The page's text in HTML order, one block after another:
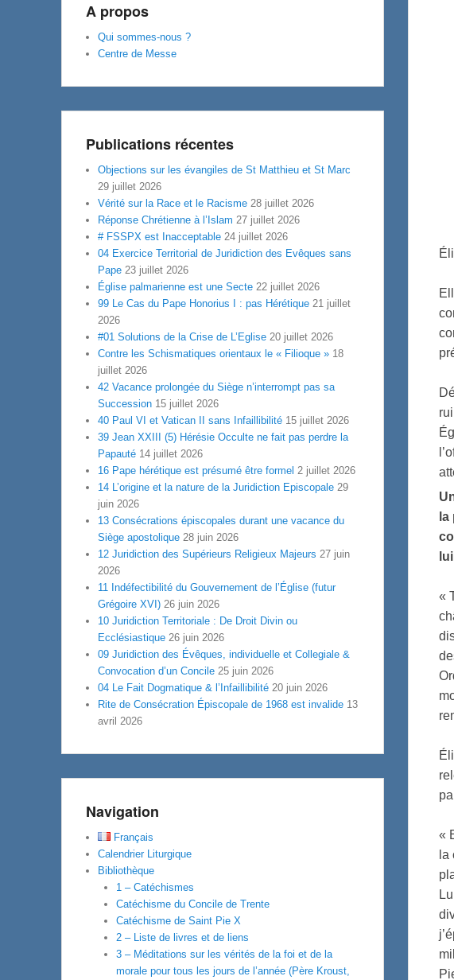
«
«
la
A propos
Qui sommes-nous ?
Centre de Messe
Publications récentes
Objections sur les évangiles de St Matthieu et St Marc
29 juillet 2026
Vérité sur la Race et le Racisme 28 juillet 2026
Réponse Chrétienne à l’Islam 27 juillet 2026
# FSSPX est Inacceptable 24 juillet 2026
04 Exercice Territorial de Juridiction des Evêques sans
Pape 23 juillet 2026
Église palmarienne est une Secte 22 juillet 2026
99 Le Cas du Pape Honorius I : pas Hérétique 21 juillet
2026
#01 Solutions de la Crise de L’Eglise 20 juillet 2026
Contre les Schismatiques orientaux le « Filioque » 18
juillet 2026
42 Vacance prolongée du Siège n’interrompt pas sa
Succession 15 juillet 2026
40 Paul VI et Vatican II sans Infaillibilité 15 juillet 2026
39 Jean XXIII (5) Hérésie Occulte ne fait pas perdre la
Papauté 14 juillet 2026
16 Pape hérétique est présumé être formel 2 juillet 2026
14 L’origine et la nature de la Juridiction Episcopale 29
juin 2026
13 Consécrations épiscopales durant une vacance du
Siège apostolique 28 juin 2026
12 Juridiction des Supérieurs Religieux Majeurs 27 juin
2026
11 Indéfectibilité du Gouvernement de l’Église (futur
Grégoire XVI) 26 juin 2026
10 Juridiction Territoriale : De Droit Divin ou
Ecclésiastique 26 juin 2026
09 Juridiction des Évêques, individuelle et Collegiale &
Convocation d’un Concile 25 juin 2026
04 Le Fait Dogmatique & l’Infaillibilité 20 juin 2026
Rite de Consécration Épiscopale de 1968 est invalide 13
avril 2026
Navigation
Français
Calendrier Liturgique
Bibliothèque
1 – Catéchismes
Catéchisme du Concile de Trente
Catéchisme de Saint Pie X
2 – Liste de livres et de liens
3 – Méditations sur les vérités de la foi et de la
morale pour tous les jours de l’année (Père Kroust,